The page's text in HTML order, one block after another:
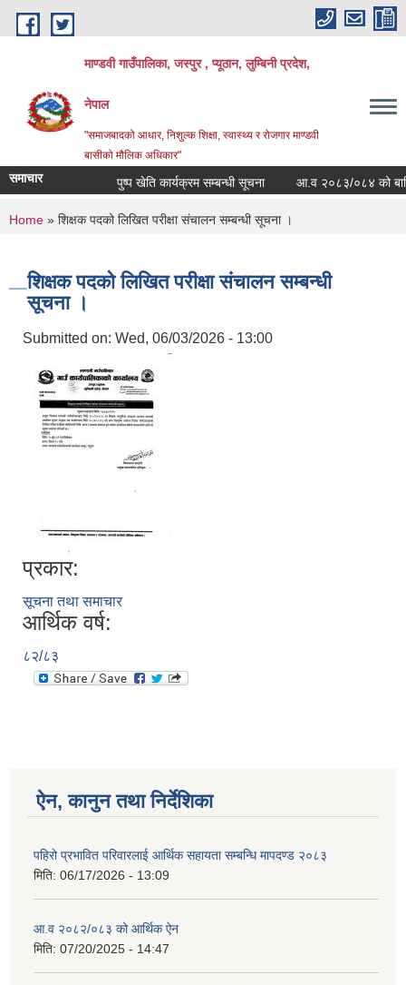
Skip to main content
माण्डवी गाउँपालिका, जस्पुर , प्यूठान, लुम्बिनी प्रदेश,
नेपाल
"समाजबादको आधार, निशुल्क शिक्षा, स्वास्थ्य र रोजगार माण्डवी
बासीको मौलिक अधिकार"
समाचार पुष्प खेति कार्यक्रम सम्बन्धी सूचना आ.व २०८३/०८४ को बार्षिक
You are here
Home » शिक्षक पदको लिखित परीक्षा संचालन सम्बन्धी सूचना ।
शिक्षक पदको लिखित परीक्षा संचालन सम्बन्धी
सूचना ।
Submitted on: Wed, 06/03/2026 - 13:00
प्रकार:
सूचना तथा समाचार
आर्थिक वर्ष:
८२/८३
ऐन, कानुन तथा निर्देशिका
पहिरो प्रभावित परिवारलाई आर्थिक सहायता सम्बन्धि मापदण्ड २०८३
मिति: 06/17/2026 - 13:09
आ.व २०८२/०८३ को आर्थिक ऐन
मिति: 07/20/2025 - 14:47